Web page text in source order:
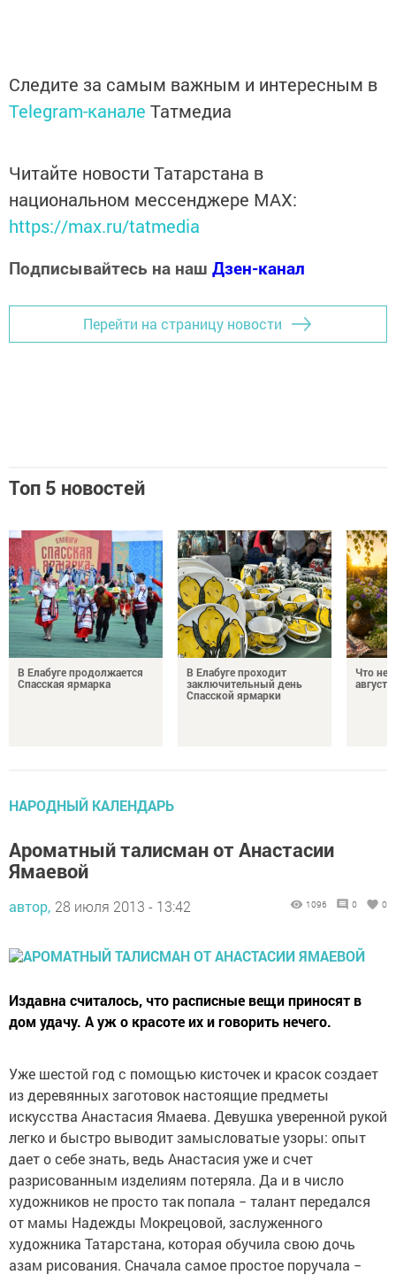
Следите за самым важным и интересным в
Telegram-канале Татмедиа
Читайте новости Татарстана в
национальном мессенджере MАХ:
https://max.ru/tatmedia
Подписывайтесь на наш Дзен-канал
Перейти на страницу новости
Топ 5 новостей
В Елабуге продолжается
Спасская ярмарка
В Елабуге проходит
заключительный день
Спасской ярмарки
Что
НАРОДНЫЙ КАЛЕНДАРЬ
Ароматный талисман от Анастасии
Ямаевой
автор, 28 июля 2013 - 13:42 1096 0 0
Издавна считалось, что расписные вещи приносят в
дом удачу. А уж о красоте их и говорить нечего.
Уже шестой год с помощью кисточек и красок создает
из деревянных заготовок настоящие предметы
искусства Анастасия Ямаева. Девушка уверенной рукой
легко и быстро выводит замысловатые узоры: опыт
дает о себе знать, ведь Анастасия уже и счет
разрисованным изделиям потеряла. Да и в число
художников не просто так попала − талант передался
от мамы Надежды Мокрецовой, заслуженного
художника Татарстана, которая обучила свою дочь
азам рисования. Сначала самое простое поручала −